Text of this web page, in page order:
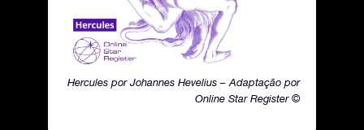
Hercules por Johannes Hevelius – Adaptação por
Online Star Register ©